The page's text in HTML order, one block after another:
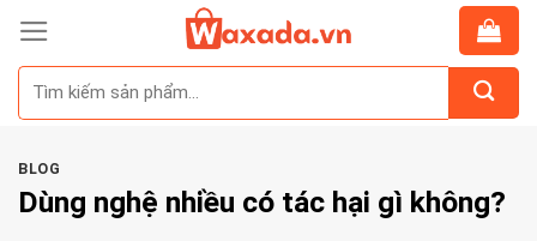
Skip
content
BLOG
Dùng nghệ nhiều có tác hại gì không?